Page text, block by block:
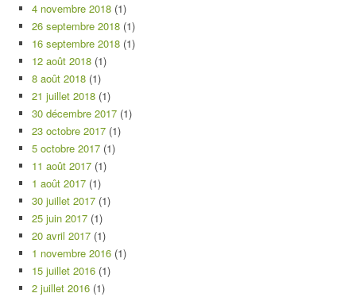
4 novembre 2018 (1)
26 septembre 2018 (1)
16 septembre 2018 (1)
12 août 2018 (1)
8 août 2018 (1)
21 juillet 2018 (1)
30 décembre 2017 (1)
23 octobre 2017 (1)
5 octobre 2017 (1)
11 août 2017 (1)
1 août 2017 (1)
30 juillet 2017 (1)
25 juin 2017 (1)
20 avril 2017 (1)
1 novembre 2016 (1)
15 juillet 2016 (1)
2 juillet 2016 (1)